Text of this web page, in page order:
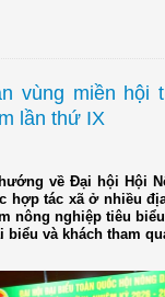
vùng miền hội
lần thứ IX
về Đại hội Hội
hợp tác xã ở nhiều
nông nghiệp tiêu
và khách tham